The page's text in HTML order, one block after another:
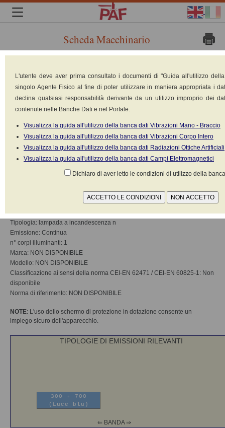
Scheda Macchinario
SDS
Kerr
Modello:
Demetron
Tipologia:
Alimentazione: Elettrica 220V-380V
Norma di riferimento: UNI EN 12198-1
Classificazione ai sensi della norma CEI-EN 62471 / CEI-EN 60825-1: Non
Categoria di cui alla norma UNI-EN12198-1 Non applicabile
ANAGRAFICA SORGENTE
Tipologia: lampada a incandescenza n
Emissione: Continua
n° corpi illuminanti: 1
Marca: NON DISPONIBILE
Modello: NON DISPONIBILE
Classificazione ai sensi della norma CEI-EN 62471 / CEI-EN 60825-1: Non
disponibile
Norma di riferimento: NON DISPONIBILE
NOTE: L'uso dello schermo di protezione in dotazione consente un
impiego sicuro dell'apparecchio.
TIPOLOGIE DI EMISSIONI RILEVANTI
300 ÷ 700
(Luce blu)
⇐ BANDA ⇒
L'utente deve aver prima consultato i documenti di "Guida all'utilizzo
singolo Agente Fisico al fine di poter utilizzare in maniera appropriata i
declina qualsiasi responsabilità derivante da un utilizzo improprio dei
contenute nelle Banche Dati e nel Portale.
Visualizza la guida all'utilizzo della banca dati Vibrazioni Mano - Braccio
Visualizza la guida all'utilizzo della banca dati Vibrazioni Corpo Intero
Visualizza la guida all'utilizzo della banca dati Radiazioni Ottiche Artificiali
Visualizza la guida all'utilizzo della banca dati Campi Elettromagnetici
Dichiaro di aver letto le condizioni di utilizzo della